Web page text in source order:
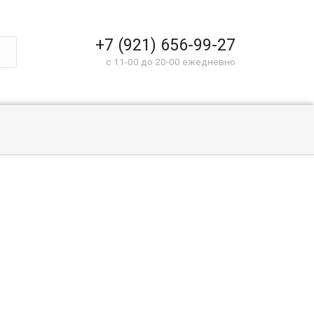
+7 (921) 656-99-27
c 11-00 до 20-00 ежедневно